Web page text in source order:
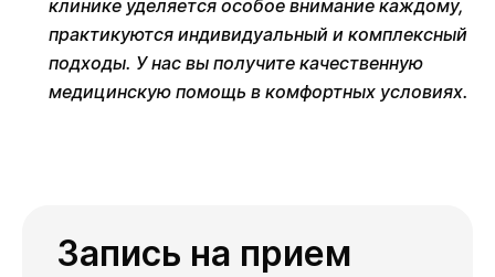
клинике уделяется особое внимание каждому,
практикуются индивидуальный и комплексный
подходы. У нас вы получите качественную
медицинскую помощь в комфортных условиях.
Запись на прием